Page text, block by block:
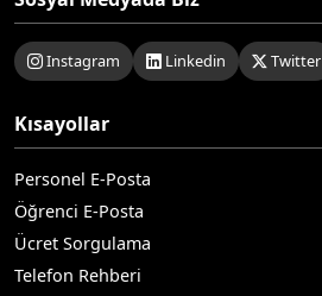
Instagram Linkedin Twitter
Kısayollar
Personel E-Posta
Öğrenci E-Posta
Ücret Sorgulama
Telefon Rehberi